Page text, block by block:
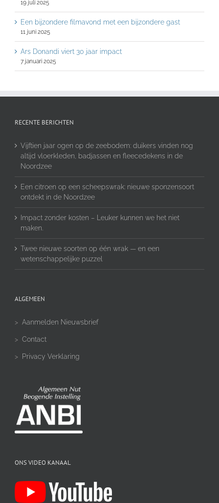
19 juli 2025
Een bijzondere filmavond met een bijzondere gast
11 juni 2025
Ars Donandi viert 30 jaar impact
7 januari 2025
RECENTE BERICHTEN
Vijftien jaar ogen op de zeebodem: duikers vinden nog
altijd vloerkleden, badjassen en fleecedekens in de
Noordzee
Een citroen op een scheepswrak: nieuwe sponzensoort
ontdekt in de Noordzee
Impact zonder kosten – Leuker kunnen we het niet
maken.
Twee nieuwe soorten op één wrak — en een
wetenschappelijke puzzel
ALGEMEEN
> Aanmelden Nieuwsbrief
> Contact
> Privacy Verklaring
ONS VIDEO KANAAL